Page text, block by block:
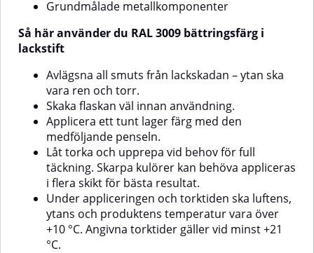
skärmen kan skilja sig något från
den verkliga kulören. Produkten
ska förvaras frostfritt.
Obs!Färgen som visas på
skärmen kan skilja sig något från
den verkliga kulören. Produkten
Grundmålade metallkomponenter
Så här använder du RAL 3009 bättringsfärg i
lackstift
Avlägsna all smuts från lackskadan – ytan ska
vara ren och torr.
Skaka flaskan väl innan användning.
Applicera ett tunt lager färg med den
medföljande penseln.
Låt torka och upprepa vid behov för full
täckning. Skarpa kulörer kan behöva appliceras
i flera skikt för bästa resultat.
Under appliceringen och torktiden ska luftens,
ytans och produktens temperatur vara över
+10 °C. Angivna torktider gäller vid minst +21
°C.